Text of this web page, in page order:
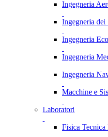
Ingegneria
Ingegneria dei
Ingegneria
Ingegneria
Ingegneria
Macchine e
Laboratori
Fisica